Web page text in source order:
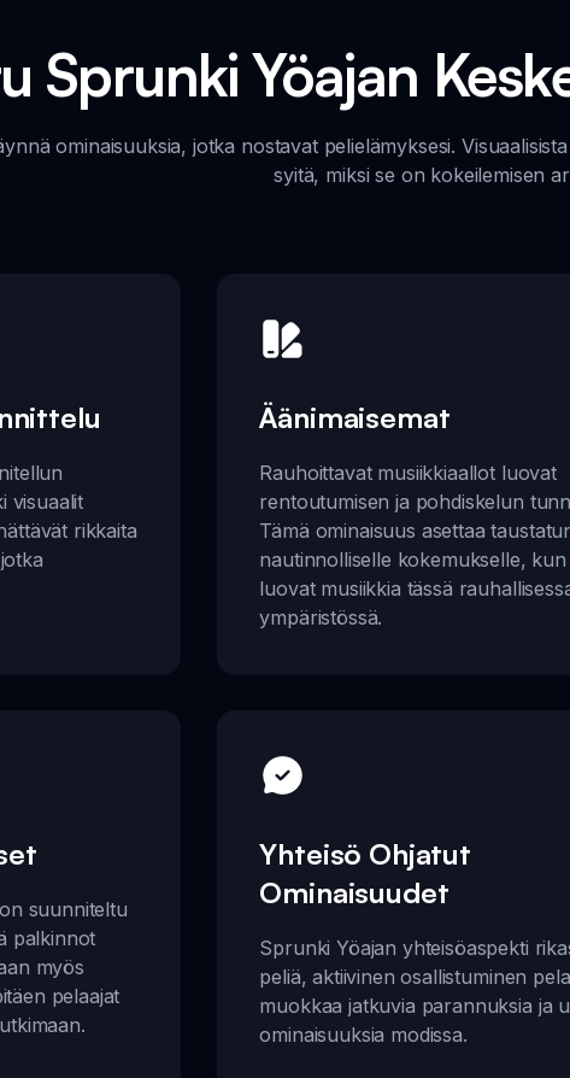
Sprunki Yöajan
ominaisuuksia, jotka nostavat pelielämyksesi.
syitä, miksi se on kokeilemisen
visuaalit
rikkaita
Äänimaisemat
Rauhoittavat musiikkiaallot luovat
rentoutumisen ja pohdiskelun
Tämä ominaisuus asettaa
nautinnolliselle kokemukselle, kun
luovat musiikkia tässä
ympäristössä.
suunniteltu
palkinnot
myös
pelaajat
Yhteisö Ohjatut
Ominaisuudet
Sprunki Yöajan yhteisöaspekti
peliä, aktiivinen osallistuminen
muokkaa jatkuvia parannuksia ja
ominaisuuksia modissa.